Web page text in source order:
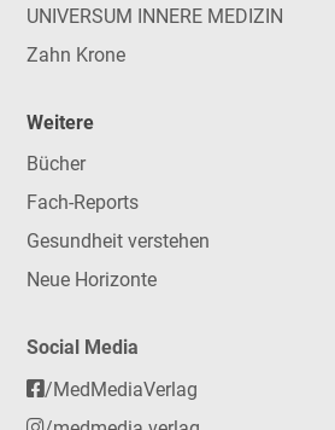
UNIVERSUM INNERE MEDIZIN
Zahn Krone
Weitere
Bücher
Fach-Reports
Gesundheit verstehen
Neue Horizonte
Social Media
/MedMediaVerlag